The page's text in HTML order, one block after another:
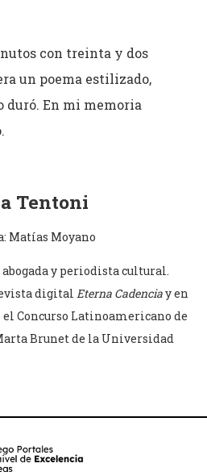
con treinta y dos
un poema estilizado,
duró. En mi memoria
Tentoni
Matías Moyano
y periodista cultural.
digitalEterna Cadenciay en
el Concurso Latinoamericano de
Brunet de la Universidad